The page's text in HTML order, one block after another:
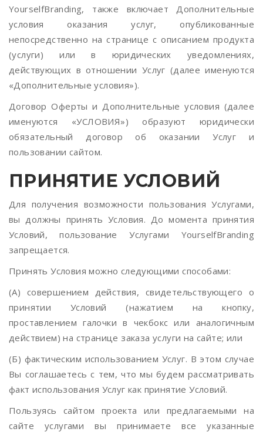
YourselfBranding, также включает Дополнительные
условия оказания услуг, опубликованные
непосредственно на странице с описанием продукта
(услуги) или в юридических уведомлениях,
действующих в отношении Услуг (далее именуются
«Дополнительные условия»).
Договор Оферты и Дополнительные условия (далее
именуются «УСЛОВИЯ») образуют юридически
обязательный договор об оказании Услуг и
пользовании сайтом.
ПРИНЯТИЕ УСЛОВИЙ
Для получения возможности пользования Услугами,
вы должны принять Условия. До момента принятия
Условий, пользование Услугами YourselfBranding
запрещается.
Принять Условия можно следующими способами:
(А) совершением действия, свидетельствующего о
принятии Условий (нажатием на кнопку,
проставлением галочки в чекбокс или аналогичным
действием) на странице заказа услуги на сайте; или
(Б) фактическим использованием Услуг. В этом случае
Вы соглашаетесь с тем, что мы будем рассматривать
факт использования Услуг как принятие Условий.
Пользуясь сайтом проекта или предлагаемыми на
сайте услугами вы принимаете все указанные